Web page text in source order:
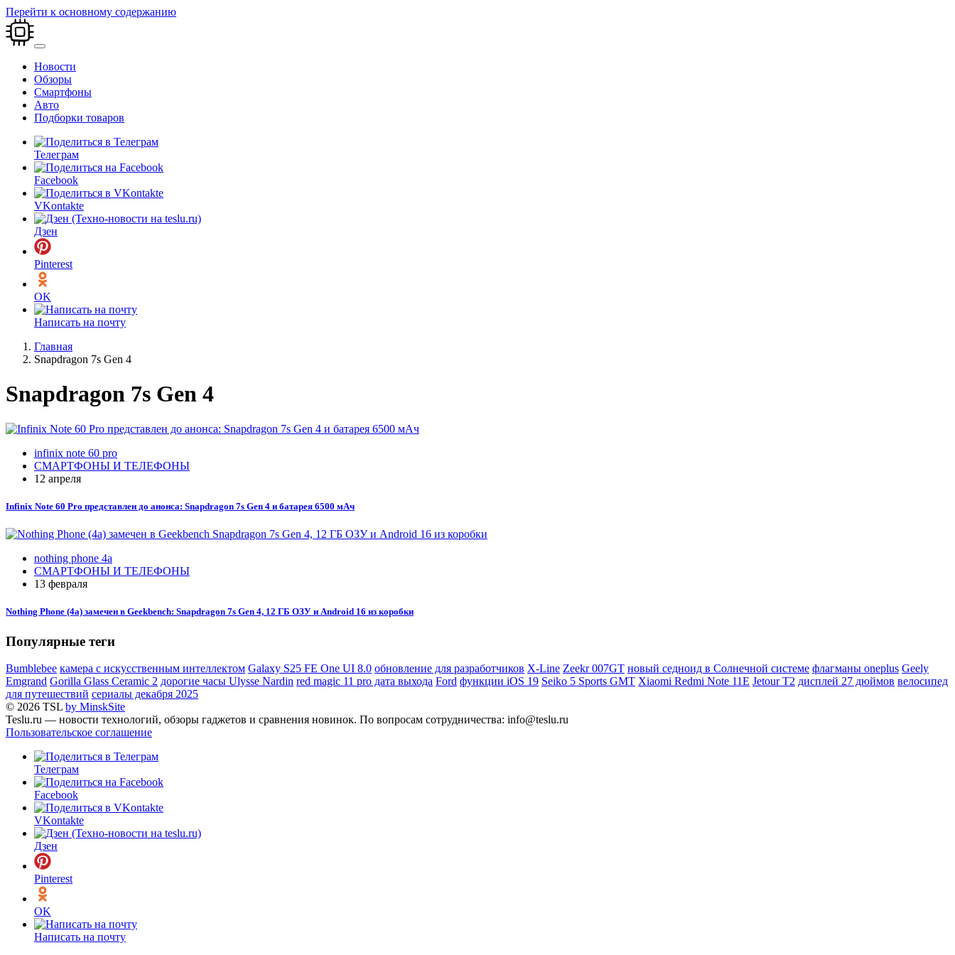
Перейти к основному содержанию
Новости
Обзоры
Смартфоны
Авто
Подборки товаров
Телеграм
Facebook
VKontakte
Дзен
Pinterest
OK
Написать на почту
Главная
Snapdragon 7s Gen 4
Snapdragon 7s Gen 4
infinix note 60 pro
СМАРТФОНЫ И ТЕЛЕФОНЫ
12 апреля
Infinix Note 60 Pro представлен до анонса: Snapdragon 7s Gen 4 и батарея 6500 мАч
nothing phone 4a
СМАРТФОНЫ И ТЕЛЕФОНЫ
13 февраля
Nothing Phone (4a) замечен в Geekbench: Snapdragon 7s Gen 4, 12 ГБ ОЗУ и Android 16 из коробки
Популярные теги
Bumblebee камера с искусственным интеллектом Galaxy S25 FE One UI 8.0 обновление для разработчиков X-Line Zeekr 007GT новый седноид в Солнечной системе флагманы oneplus Geely
Emgrand Gorilla Glass Ceramic 2 дорогие часы Ulysse Nardin red magic 11 pro дата выхода Ford функции iOS 19 Seiko 5 Sports GMT Xiaomi Redmi Note 11E Jetour T2 дисплей 27 дюймов велосипед
для путешествий сериалы декабря 2025
© 2026 TSL by MinskSite
Teslu.ru — новости технологий, обзоры гаджетов и сравнения новинок. По вопросам сотрудничества: info@teslu.ru
Пользовательское соглашение
Телеграм
Facebook
VKontakte
Дзен
Pinterest
OK
Написать на почту